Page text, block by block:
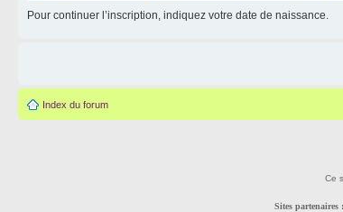
Pour continuer l’inscription, indiquez votre date de naissance.
Index du forum
Ce
Sites partenaires :